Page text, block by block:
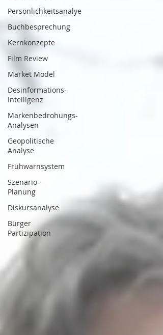
Persönlichkeitsanalye
Buchbesprechung
Kernkonzepte
Film Review
Market Model
Desinformations-
Intelligenz
Markenbedrohungs-
Analysen
Geopolitische
Analyse
Frühwarnsystem
Szenario-
Planung
Diskursanalyse
Bürger
Partizipation